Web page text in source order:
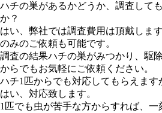
ハチの巣があるかどうか、調査して
か？
はい、弊社では調査費用は頂戴しま
のみのご依頼も可能です。
調査の結果ハチの巣がみつかり、駆
からでもお気軽にご依頼ください。
ハチ1匹からでも対応してもらえます
はい、対応致します。
1匹でも虫が苦手な方からすれば、